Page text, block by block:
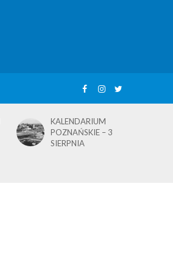
KALENDARIUM
POZNAŃSKIE – 3
SIERPNIA